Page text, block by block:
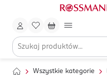
Wszystkie kategorie